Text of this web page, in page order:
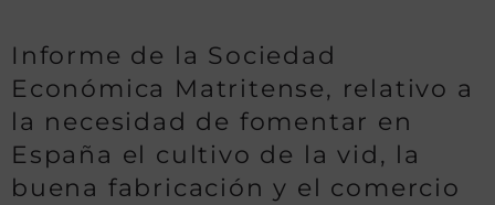
Informe de la Sociedad
Económica Matritense, relativo a
la necesidad de fomentar en
España el cultivo de la vid, la
buena fabricación y el comercio